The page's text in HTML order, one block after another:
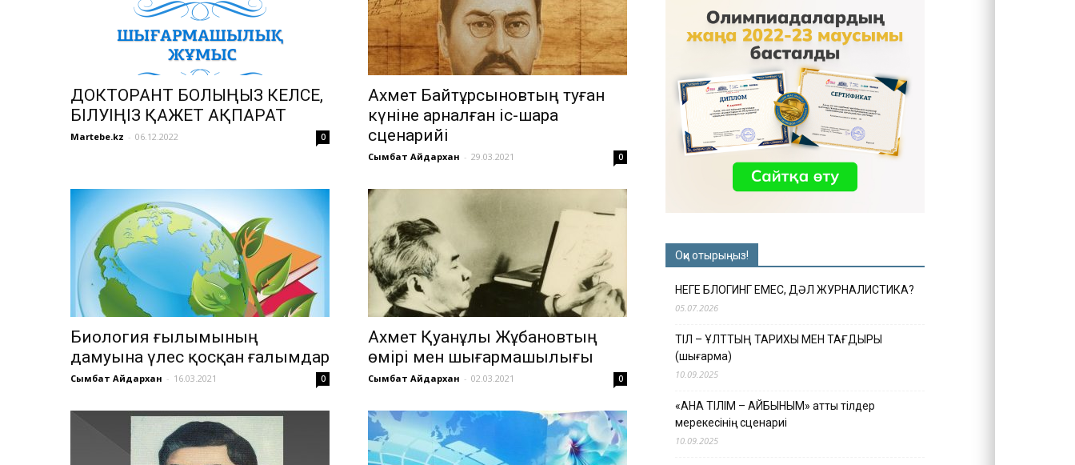
ДОКТОРАНТ БОЛҒЫҢЫЗ КЕЛСЕ,
БІЛУІҢІЗ ҚАЖЕТ АҚПАРАТ
Martebe.kz - 06.12.2022 0
Ахмет Байтұрсыновтың туған
күніне арналған іс-шара
сценарийі
Сымбат Айдархан - 29.03.2021 0
Биология ғылымының
дамуына үлес қосқан ғалымдар
Сымбат Айдархан - 16.03.2021 0
Ахмет Қуанұлы Жұбановтың
өмірі мен шығармашылығы
Сымбат Айдархан - 02.03.2021 0
Оқи отырыңыз!
НЕГЕ БЛОГИНГ ЕМЕС, ДӘЛ ЖУРНАЛИСТИКА?
05.07.2026
ТІЛ – ҰЛТТЫҢ ТАРИХЫ МЕН ТАҒДЫРЫ
(шығарма)
10.09.2025
«АНА ТІЛІМ – АЙБЫНЫМ» атты тілдер
мерекесінің сценариі
10.09.2025